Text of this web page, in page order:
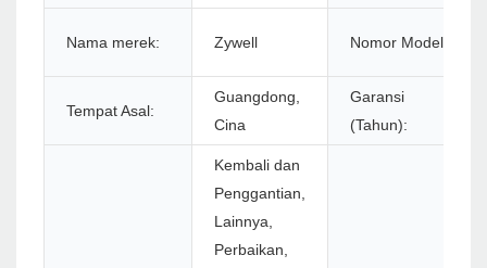
Nama merek: Zywell Nomor Model:
Tempat Asal:
Guangdong,
Cina
Garansi
(Tahun):
Kembali dan
Penggantian,
Lainnya,
Perbaikan,